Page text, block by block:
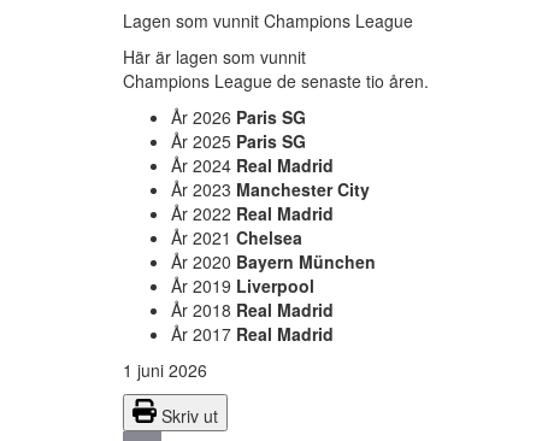
Lagen som vunnit Champions League
Här är lagen som vunnit
Champions League de senaste tio åren.
År 2026 Paris SG
År 2025 Paris SG
År 2024 Real Madrid
År 2023 Manchester City
År 2022 Real Madrid
År 2021 Chelsea
År 2020 Bayern München
År 2019 Liverpool
År 2018 Real Madrid
År 2017 Real Madrid
1 juni 2026
Skriv ut